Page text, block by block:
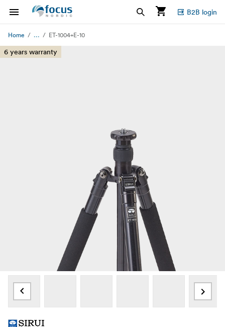
B2B login
Home ... ET-1004+E-10
6 years warranty